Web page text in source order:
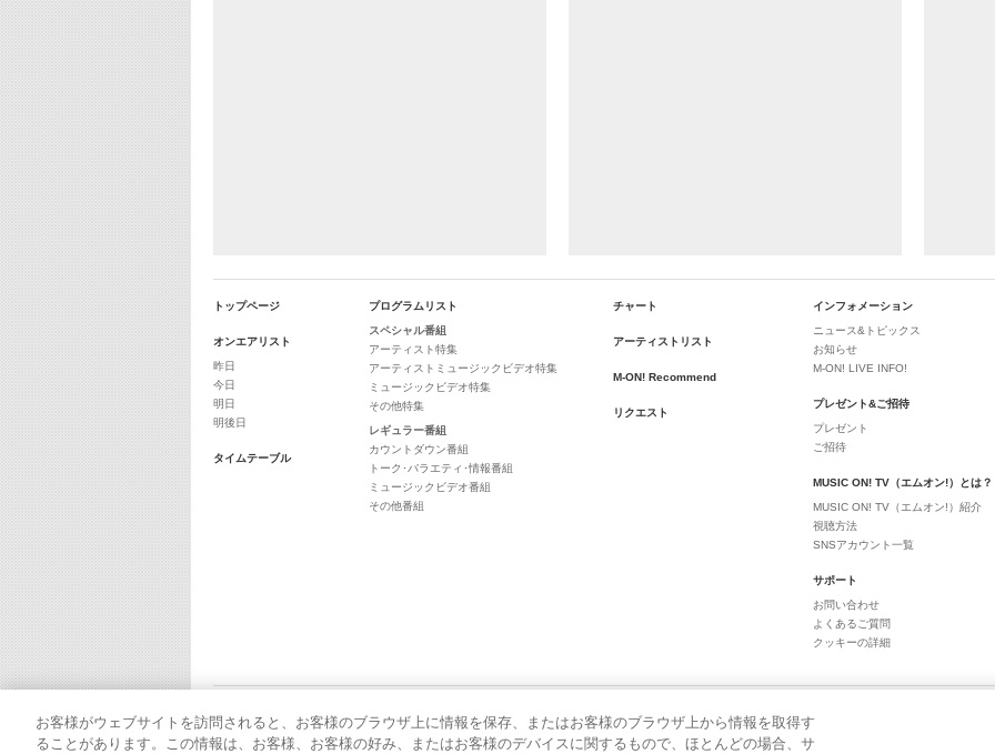
トップページ
オンエアリスト
昨日
今日
明日
明後日
タイムテーブル
プログラムリスト
スペシャル番組
アーティスト特集
アーティストミュージックビデオ特集
ミュージックビデオ特集
その他特集
レギュラー番組
カウントダウン番組
トーク･バラエティ･情報番組
ミュージックビデオ番組
その他番組
チャート
アーティストリスト
M-ON! Recommend
リクエスト
インフォメーション
ニュース&トピックス
お知らせ
M-ON! LIVE INFO!
プレゼント&ご招待
プレゼント
ご招待
MUSIC ON! TV（エムオン!）とは？
MUSIC ON! TV（エムオン!）紹介
視聴方法
SNSアカウント一覧
サポート
お問い合わせ
よくあるご質問
クッキーの詳細
お客様がウェブサイトを訪問されると、お客様のブラウザ上に情報を保存、またはお客様のブラウザ上から情報を取得す
ることがあります。この情報は、お客様、お客様の好み、またはお客様のデバイスに関するもので、ほとんどの場合、サ